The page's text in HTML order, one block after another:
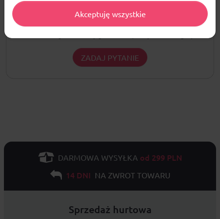
Pytania i odpowiedzi
ZADAJ PYTANIE
DARMOWA WYSYŁKA od 299 PLN
14 DNI NA ZWROT TOWARU
Sprzedaż hurtowa
Akceptuję wszystkie